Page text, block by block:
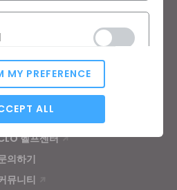
인 및 학생
용정보
Vise
SET
객지원
헬프센터
의하기
뮤니티
Performance
MY PREFERENCE
ALL